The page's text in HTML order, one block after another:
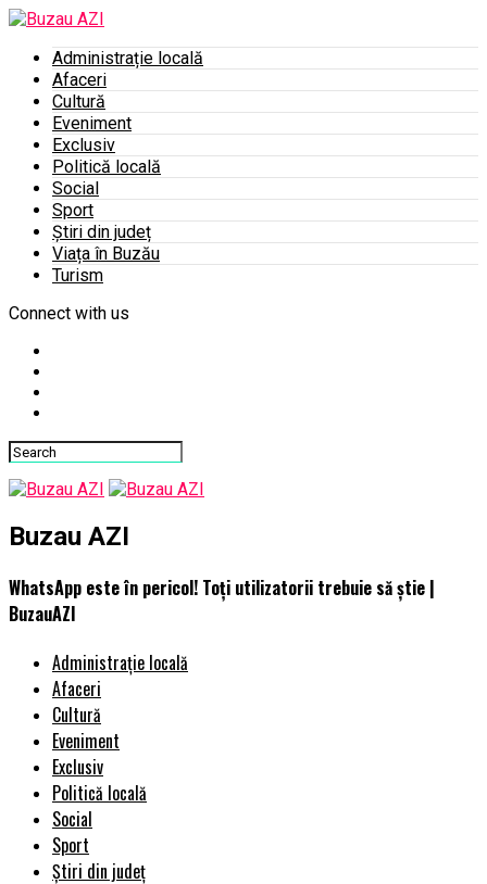
Administrație locală
Afaceri
Cultură
Eveniment
Exclusiv
Politică locală
Social
Sport
Știri din județ
Viața în Buzău
Turism
Connect with us
Buzau AZI
WhatsApp este în pericol! Toți utilizatorii trebuie să știe |
BuzauAZI
Administrație locală
Afaceri
Cultură
Eveniment
Exclusiv
Politică locală
Social
Sport
Știri din județ